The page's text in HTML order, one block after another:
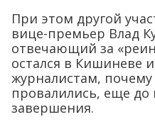
При этом другой
вице-премьер Влад
отвечающий за
остался в Кишиневе
журналистам,
провалились, еще до
завершения.